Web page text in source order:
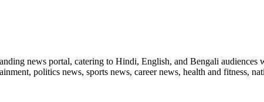
news portal, catering to Hindi, English, and Bengali
politics news, sports news, career news, health and fitness,